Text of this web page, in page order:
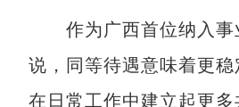
作为广西首位纳入事
说，同等待遇意味着更
在日常工作中建立起更多